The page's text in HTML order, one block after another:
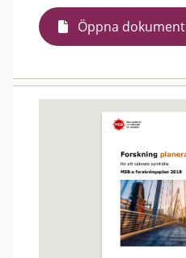
Öppna dokument